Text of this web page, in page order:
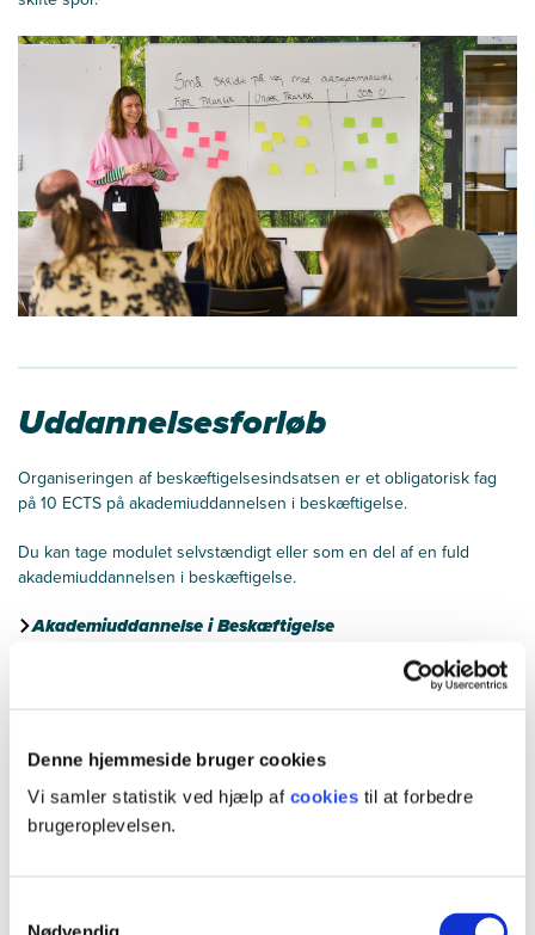
Denne hjemmeside bruger cookies
Vi samler statistik ved hjælp af cookies til at forbedre
brugeroplevelsen.
Uddannelsesforløb
Organiseringen af beskæftigelsesindsatsen er et obligatorisk fag
på 10 ECTS på akademiuddannelsen i beskæftigelse.
Du kan tage modulet selvstændigt eller som en del af en fuld
akademiuddannelsen i beskæftigelse.
Akademiuddannelse i Beskæftigelse
20 ECTS
30 ECTS